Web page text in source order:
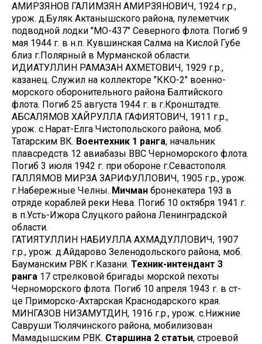
АМИРЗЯНОВ ГАЛИМЗЯН АМИРЗЯНОВИЧ, 1924 г.р.,
урож. д.Буляк Актанышского района, пулеметчик
подводной лодки "МО-437" Северного флота. Погиб 9
мая 1944 г. в н.п. Кувшинская Салма на Кислой Губе
близ г.Полярный в Мурманской области.
ИДИАТУЛЛИН РАМАЗАН АХМЕТОВИЧ, 1929 г.р.,
казанец. Служил на коллекторе "ККО-2" военно-
морского оборонительного района Балтийского
флота. Погиб 25 августа 1944 г. в г.Кронштадте.
АБСАЛЯМОВ ХАЙРУЛЛА ГАФИЯТОВИЧ, 1911 г.р.,
урож. с.Нарат-Елга Чистопольского района, моб.
Татарским ВК. Воентехник 1 ранга, начальник
плавсредств 12 авиабазы ВВС Черноморского флота.
Погиб 3 июля 1942 г. при обороне г.Севастополя.
ГАЛЛЯМОВ МИРЗА ЗАРИФУЛЛОВИЧ, 1905 г.р., урож.
г.Набережные Челны. Мичман бронекатера 193 в
отряде кораблей реки Нева. Погиб 10 октября 1941 г.
в п.Усть-Ижора Слуцкого района Ленинградской
области.
ГАТИЯТУЛЛИН НАБИУЛЛА АХМАДУЛЛОВИЧ, 1907
г.р., урож. д.Айдарово Зеленодольского района, моб.
Бауманским РВК г.Казани. Техник-интендант 3
ранга 17 стрелковой бригады морской пехоты
Черноморского флота. Погиб 10 апреля 1943 г. в ст-
це Приморско-Ахтарская Краснодарского края.
МИНГАЗОВ НИЗАМУТДИН, 1916 г.р., урож. с.Нижние
Савруши Тюлячинского района, мобилизован
Мамадышским РВК. Старшина 2 статьи, строевой